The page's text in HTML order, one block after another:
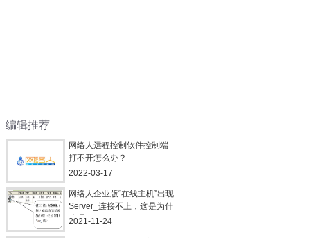
编辑推荐
网络人远程控制软件控制端
打不开怎么办？
2022-03-17
网络人企业版“在线主机”出现
Server_连接不上，这是为什
么呢？
2021-11-24